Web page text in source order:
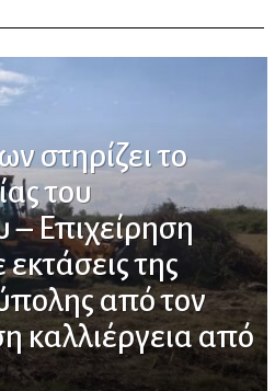
στηρίζει το
του
– Επιχείρηση
της
από τον
καλλιέργεια από